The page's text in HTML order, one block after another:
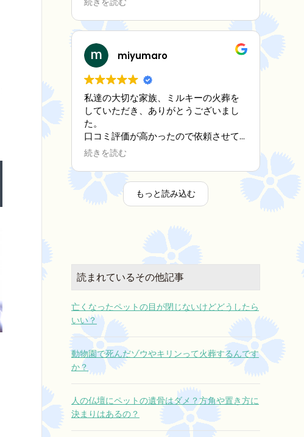
何もわからない僕に
そしてずっと一緒に寄り添ってくれま
した。
「これからだよ、これからだよ」と。
でも気がつけば時間が
早朝 あっという間に僕の目の前から
消えてしまった。
今は、見送ることがつらくて。
そんな時、目に止まったのがこちらで
それは一番寒い早朝でしたが
快く引き受けてくださり、遠くから来
ていただきました。
待っている間、ずっと抱きしめ
時間がやって来ました。
そして
僕の話を自ら聞いてくださいました。
今日初めてお会いしたのに
泣きながら話す僕に寄り添い
偶然にも同じ境遇の方で
心から一緒に悲しんでくださいまし
た。
miyumaro
私達の大切な家族、ミルキーの火葬を
していただき、ありがとうございまし
た。
口コミ評価が高かったので依頼させて
いただきましたが、評判通り素晴らし
かったです。ミルキーの死が受け入れ
難く、悲しみの底におりましたが、ス
タッフ様の優しく真摯な対応で心が救
われ、ミルキーをちゃんと見送る事が
日々の忙しさの中で、ミルキーが居な
くなった寂しさをきちんと悲しむ暇が
なく、そんな自分を責めるような気持
ちでおりましたが、スタッフ様の火葬
日記を拝読させていただいたおかげ
で、ミルキーとの思い出がよみがえ
り、たくさん泣く事で、心の中の氷が
溶けるような、、、うまく言い表せな
いのですが、とにかく心が助けられま
した。
素晴らしいお仕事ですね。
どうか、お身体に気をつけて、これか
らも愛するペットを失って悲しむご家
族様達を1人でも多く救ってさしあげて
ください。
ありがとうございました。
続きを読む
もっと読み込む
読まれているその他記事
亡くなったペットの目が閉じないけどどうしたら
いい？
動物園で死んだゾウやキリンって火葬するんです
か？
人の仏壇にペットの遺骨はダメ？方角や置き方に
決まりはあるの？